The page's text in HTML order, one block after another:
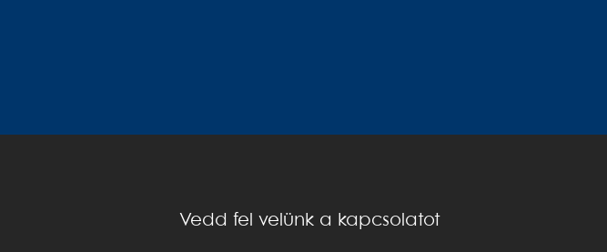
Vedd fel velünk a kapcsolatot